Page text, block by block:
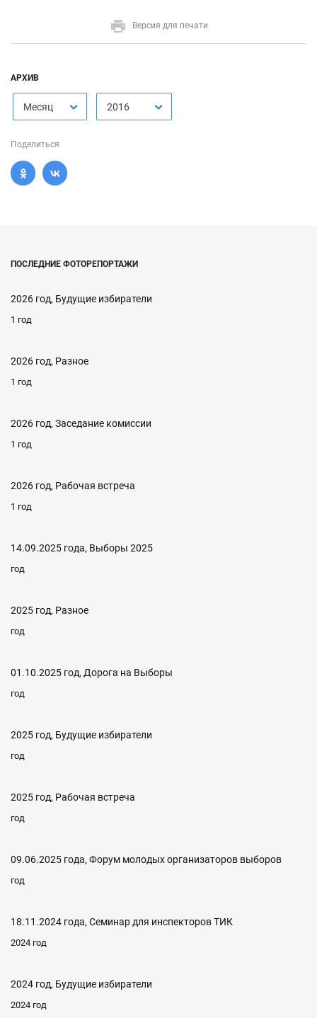
Версия для печати
АРХИВ
Месяц 2016
Поделиться
ПОСЛЕДНИЕ ФОТОРЕПОРТАЖИ
2026 год, Будущие избиратели
1 год
2026 год, Разное
1 год
2026 год, Заседание комиссии
1 год
2026 год, Рабочая встреча
1 год
14.09.2025 года, Выборы 2025
год
2025 год, Разное
год
01.10.2025 год, Дорога на Выборы
год
2025 год, Будущие избиратели
год
2025 год, Рабочая встреча
год
09.06.2025 года, Форум молодых организаторов выборов
год
18.11.2024 года, Семинар для инспекторов ТИК
2024 год
2024 год, Будущие избиратели
2024 год